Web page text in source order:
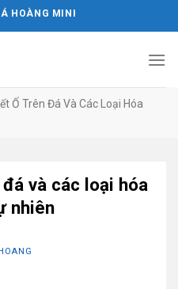
STONE
Ố Trên Đá Và Các Loại Hóa
và các loại hóa
nhiên